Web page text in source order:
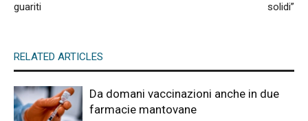
guariti
solidi”
RELATED ARTICLES
Da domani vaccinazioni anche in due
farmacie mantovane